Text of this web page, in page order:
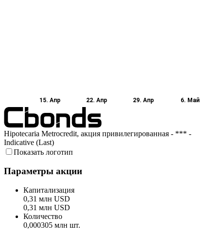
15. Апр 22. Апр 29. Апр 6. Май
Hipotecaria Metrocredit, акция привилегированная - *** -
Indicative (Last)
Показать логотип
Параметры акции
Капитализация